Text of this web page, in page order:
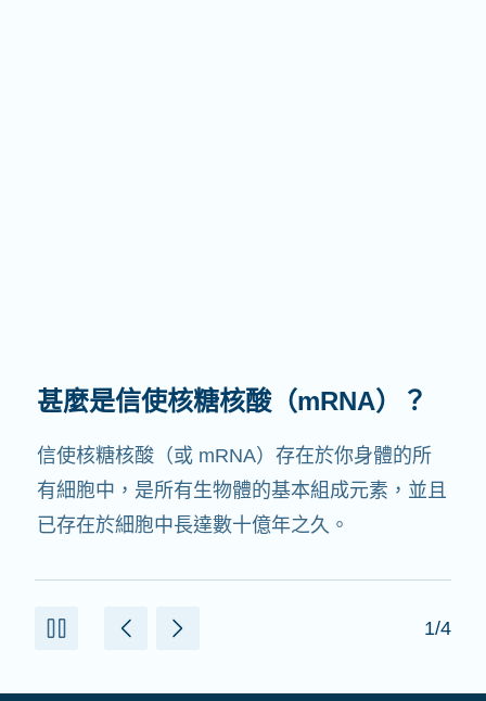
甚麼是信使核糖核酸（mRNA）？
信使核糖核酸（或 mRNA）存在於你身體的所
有細胞中，是所有生物體的基本組成元素，並且
已存在於細胞中長達數十億年之久。
1/4